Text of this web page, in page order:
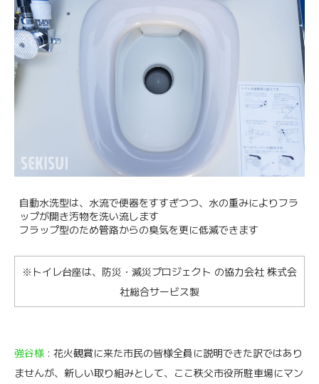
自動水洗型は、水流で便器をすすぎつつ、水の重みによりフラ
ップが開き汚物を洗い流します
フラップ型のため管路からの臭気を更に低減できます
※トイレ台座は、防災・減災プロジェクト の協力会社 株式会
社総合サービス製
強谷様 : 花火観賞に来た市民の皆様全員に説明できた訳ではあり
ませんが、新しい取り組みとして、ここ秩父市役所駐車場にマン